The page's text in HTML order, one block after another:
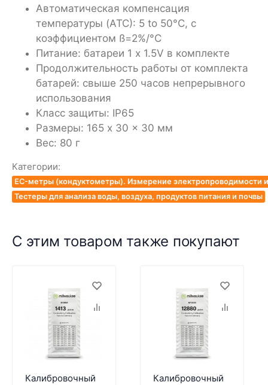
Автоматическая компенсация
температуры (ATC): 5 to 50°C, с
коэффициентом ß=2%/°C
Питание: батареи 1 x 1.5V в комплекте
Продолжительность работы от комплекта
батарей: свыше 250 часов непрерывного
использования
Класс защиты: IP65
Размеры: 165 x 30 x 30 мм
Вес: 80 г
Категории:
EC-метры (кондуктометры). Измерение электропроводимости
Тестеры для анализа воды, воздуха, продуктов питания и почвы
С этим товаром также покупают
Калибровочный
Калибровочный